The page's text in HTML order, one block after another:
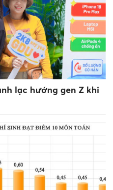
lạc hướng gen Z khi